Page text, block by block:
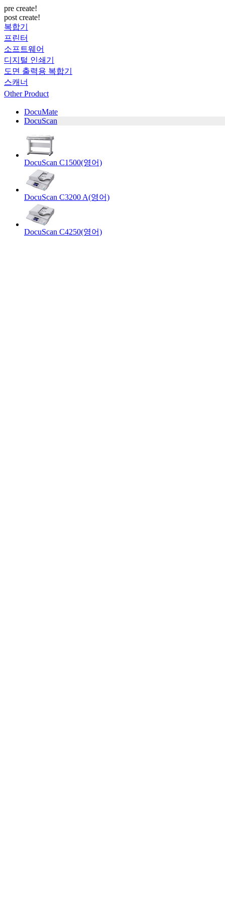
pre create!
post create!
복합기
프린터
소프트웨어
디지털 인쇄기
도면 출력용 복합기
스캐너
Other Product
DocuMate
DocuScan
DocuScan C1500(영어)
DocuScan C3200 A(영어)
DocuScan C4250(영어)